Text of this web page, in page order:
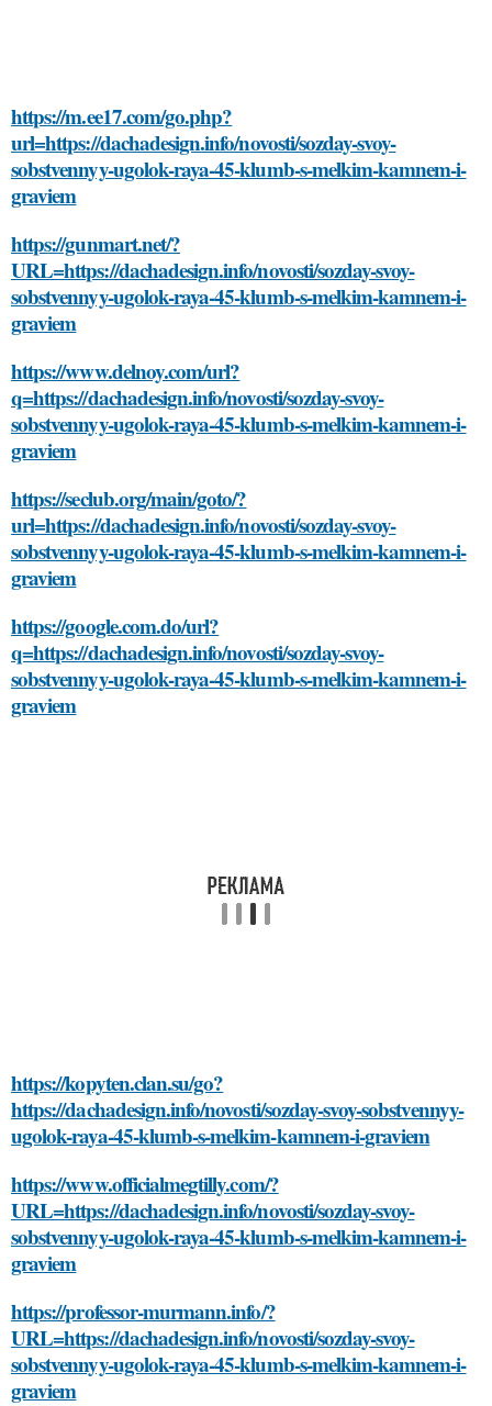
https://m.ee17.com/go.php?
url=https://dachadesign.info/novosti/sozday-svoy-
sobstvennyy-ugolok-raya-45-klumb-s-melkim-kamnem-i-
graviem
https://gunmart.net/?
URL=https://dachadesign.info/novosti/sozday-svoy-
sobstvennyy-ugolok-raya-45-klumb-s-melkim-kamnem-i-
graviem
https://www.delnoy.com/url?
q=https://dachadesign.info/novosti/sozday-svoy-
sobstvennyy-ugolok-raya-45-klumb-s-melkim-kamnem-i-
graviem
https://seclub.org/main/goto/?
url=https://dachadesign.info/novosti/sozday-svoy-
sobstvennyy-ugolok-raya-45-klumb-s-melkim-kamnem-i-
graviem
https://google.com.do/url?
q=https://dachadesign.info/novosti/sozday-svoy-
sobstvennyy-ugolok-raya-45-klumb-s-melkim-kamnem-i-
graviem
https://kopyten.clan.su/go?
https://dachadesign.info/novosti/sozday-svoy-sobstvennyy-
ugolok-raya-45-klumb-s-melkim-kamnem-i-graviem
https://www.officialmegtilly.com/?
URL=https://dachadesign.info/novosti/sozday-svoy-
sobstvennyy-ugolok-raya-45-klumb-s-melkim-kamnem-i-
graviem
https://professor-murmann.info/?
URL=https://dachadesign.info/novosti/sozday-svoy-
sobstvennyy-ugolok-raya-45-klumb-s-melkim-kamnem-i-
graviem